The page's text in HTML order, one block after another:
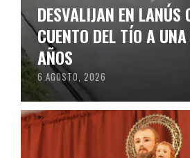
DESVALIJAN EN LANÚS
CUENTO DEL TÍO A
AÑOS
6 AGOSTO, 2026